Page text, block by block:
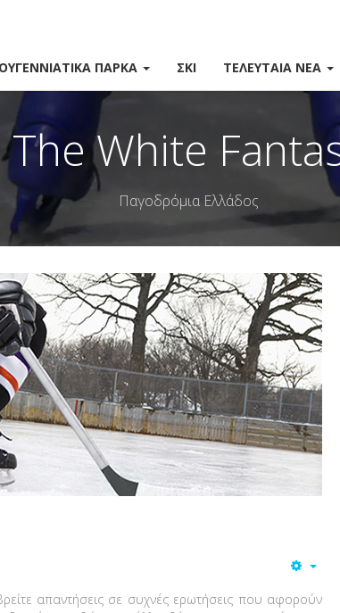
ΠΆΡΚΑ ΣΚΙ ΤΕΛΕΥΤΑΊΑ ΝΈΑ
The White
Παγοδρόμια Ελλάδος
απαντήσεις σε συχνές ερωτήσεις που αφορούν